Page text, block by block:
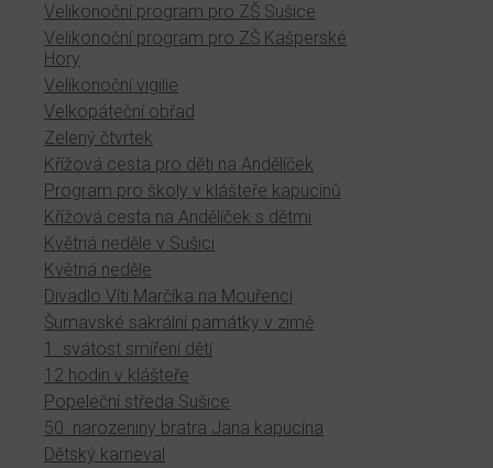
Velikonoční program pro ZŠ Sušice
Velikonoční program pro ZŠ Kašperské
Hory
Velikonoční vigilie
Velkopáteční obřad
Zelený čtvrtek
Křížová cesta pro děti na Andělíček
Program pro školy v klášteře kapucínů
Křížová cesta na Andělíček s dětmi
Květná neděle v Sušici
Květná neděle
Divadlo Víti Marčíka na Mouřenci
Šumavské sakrální památky v zimě
1. svátost smíření dětí
12 hodin v klášteře
Popeleční středa Sušice
50. narozeniny bratra Jana kapucína
Dětský karneval